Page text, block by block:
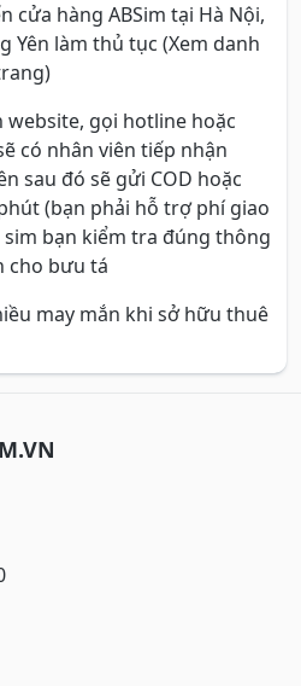
cửa hàng ABSim tại Hà Nội,
Yên làm thủ tục (Xem danh
gọi hotline hoặc
có nhân viên tiếp nhận
sau đó sẽ gửi COD hoặc
(bạn phải hỗ trợ phí giao
bạn kiểm tra đúng thông
cho bưu tá
may mắn khi sở hữu thuê